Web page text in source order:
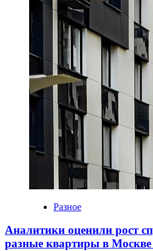
Разное
Аналитики оценили рост
разные квартиры в